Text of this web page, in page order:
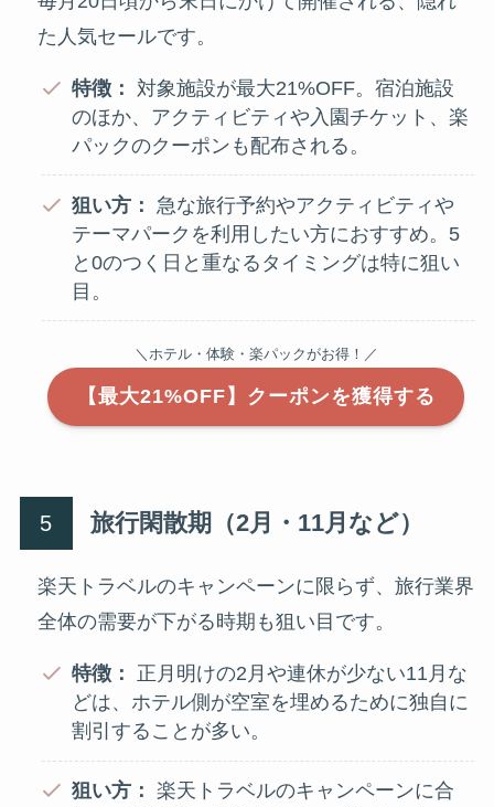
た人気セールです。
特徴：
対象施設が最大21%OFF。宿泊施設
のほか、アクティビティや入園チケット、楽
パックのクーポンも配布される。
狙い方：
急な旅行予約やアクティビティや
テーマパークを利用したい方におすすめ。5
と0のつく日と重なるタイミングは特に狙い
目。
＼ホテル・体験・楽パックがお得！／
【最大21%OFF】クーポンを獲得する
旅行閑散期（2月・11月など）
楽天トラベルのキャンペーンに限らず、旅行業界
全体の需要が下がる時期も狙い目です。
特徴：
正月明けの2月や連休が少ない11月な
どは、ホテル側が空室を埋めるために独自に
割引することが多い。
狙い方： 楽天トラベルのキャンペーンに合